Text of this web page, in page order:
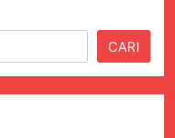
CARI